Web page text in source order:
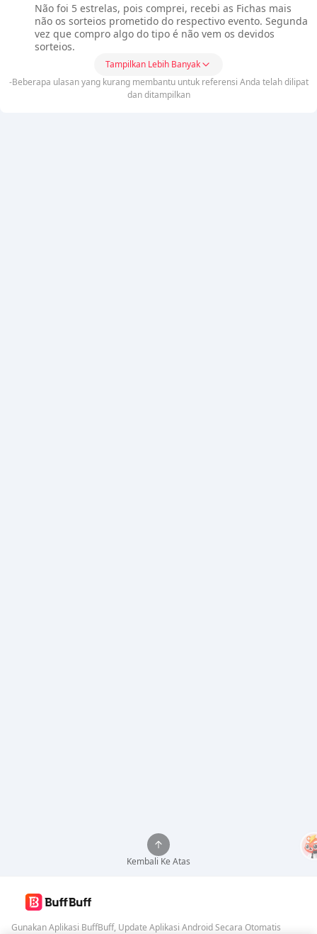
Não foi 5 estrelas, pois comprei, recebi as Fichas mais
não os sorteios prometido do respectivo evento. Segunda
vez que compro algo do tipo é não vem os devidos
sorteios.
Tampilkan Lebih Banyak
-Beberapa ulasan yang kurang membantu untuk referensi Anda telah dilipat
dan ditampilkan
Kembali Ke Atas
Gunakan Aplikasi BuffBuff, Update Aplikasi Android Secara Otomatis